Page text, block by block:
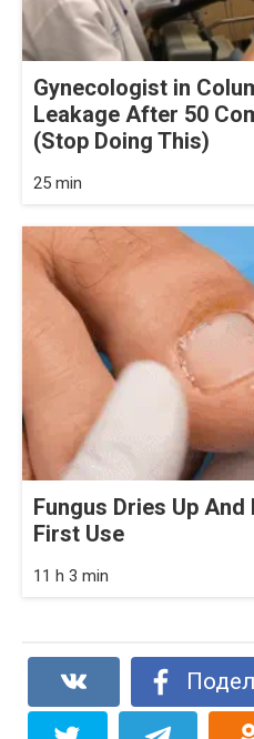
Gynecologist in
Leakage After 50
(Stop Doing This)
25 min
Fungus Dries Up
First Use
11 h 3 min